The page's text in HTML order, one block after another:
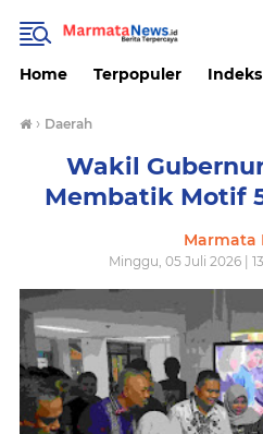
Home Terpopuler Indeks
› Daerah
‎Wakil
Membatik Motif
Marmata
Minggu, 05 Juli 2026 |